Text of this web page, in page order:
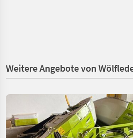
Weitere Angebote von